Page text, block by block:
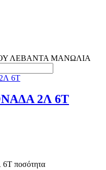
ΛΕΒΑΝΤΑ ΜΑΝΩΛΙΑ
2Λ 6Τ
ποσότητα